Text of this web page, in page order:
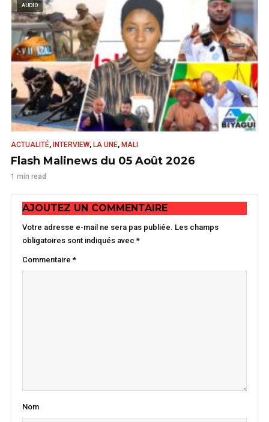
AUDIO
ACTUALITÉ, INTERVIEW, LA UNE, MALI
Flash Malinews du 05 Août 2026
1 min read
AJOUTEZ UN COMMENTAIRE
Votre adresse e-mail ne sera pas publiée. Les champs
obligatoires sont indiqués avec *
Commentaire *
Nom